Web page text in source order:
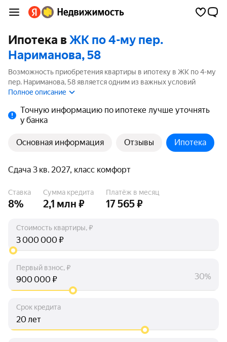
Ипотека вЖК по 4-му пер.
Нариманова, 58
Возможность приобретения квартиры в ипотеку в ЖК по 4-му
пер. Нариманова, 58 является одним из важных условий
выбора квартиры. На странице мы собрали программы
Полное описание
Точную информацию по ипотеке лучше уточнять
у банка
Основная информация Отзывы Ипотека
Сдача 3 кв. 2027, класс комфорт
Ставка
8%
Сумма кредита
2,1 млн ₽
Платёж в месяц
17 565 ₽
Стоимость квартиры, ₽
₽
Первый взнос, ₽
₽ 30%
Срок кредита
лет